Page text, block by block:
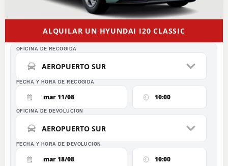
ALQUILAR UN HYUNDAI I20 CLASSIC
OFICINA DE RECOGIDA
AEROPUERTO SUR
FECHA Y HORA DE RECOGIDA
mar 11/08 10:00
OFICINA DE DEVOLUCION
AEROPUERTO SUR
FECHA Y HORA DE DEVOLUCION
mar 18/08 10:00